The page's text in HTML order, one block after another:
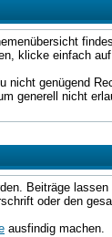
klicke einfach
genügend
generell nicht
Beiträge
oder den
ausfindig machen.